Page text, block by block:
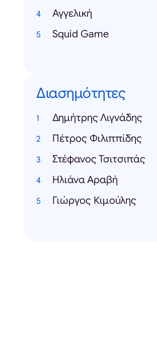
Αγγελική
Squid Game
Διασημότητες
Δημήτρης Λιγνάδης
Πέτρος Φιλιππίδης
Στέφανος Τσιτσιπάς
Ηλιάνα Αραβή
Γιώργος Κιμούλης